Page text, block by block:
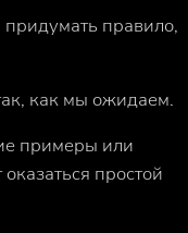
правило,
как мы ожидаем.
примеры или
простой